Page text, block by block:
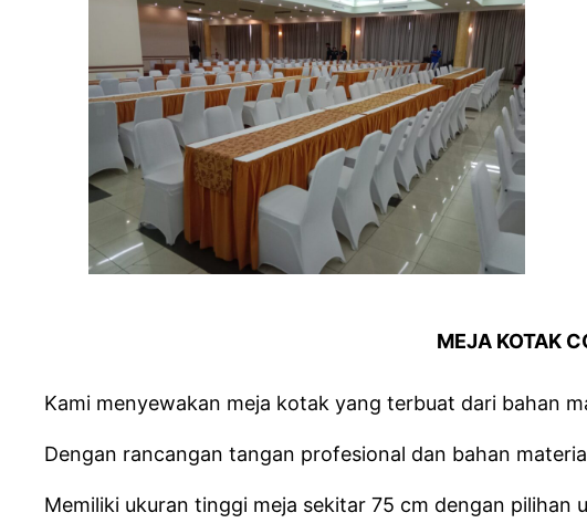
MEJA KOTAK
Kami menyewakan meja kotak yang terbuat dari bahan
Dengan rancangan tangan profesional dan bahan
Memiliki ukuran tinggi meja sekitar 75 cm dengan